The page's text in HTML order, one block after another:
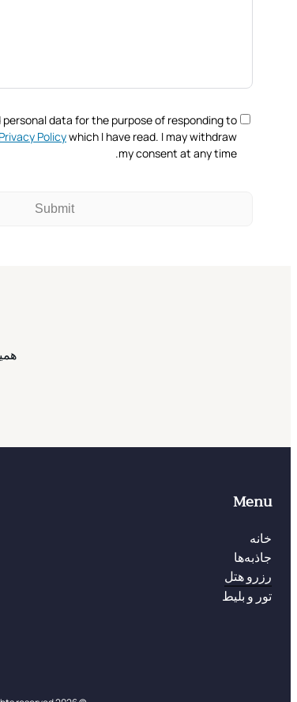
data for the purpose of responding to
Privacy Policywhich I have read. I may withdraw
my consent at any time.
Submit
Menu
خانه
جاذبه‌ها
رزرو هتل
تور و بلیط